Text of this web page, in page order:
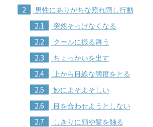
2 男性にありがちな照れ隠し行動
2.1 突然そっけなくなる
2.2 クールに振る舞う
2.3 ちょっかいを出す
2.4 上から目線な態度をとる
2.5 妙によそよそしい
2.6 目を合わせようとしない
2.7 しきりに顔や髪を触る